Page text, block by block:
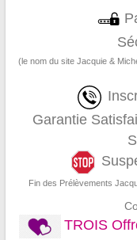
(le nom du site Jacquie &
Garantie
Fin des Prélèvements
TROIS